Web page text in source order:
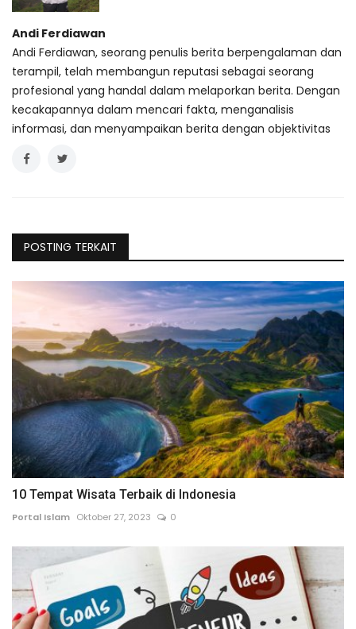
Andi Ferdiawan
Andi Ferdiawan, seorang penulis berita berpengalaman dan
terampil, telah membangun reputasi sebagai seorang
profesional yang handal dalam melaporkan berita. Dengan
kecakapannya dalam mencari fakta, menganalisis
informasi, dan menyampaikan berita dengan objektivitas
POSTING TERKAIT
10 Tempat Wisata Terbaik di Indonesia
Portal Islam Oktober 27, 2023 0